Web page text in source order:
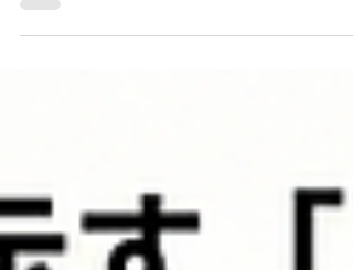
#HRLinqsConnect